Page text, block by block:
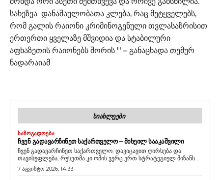
სახეზეა დანაშაულობათა კლება, რაც მეტყველებს,
რომ გალის რაიონი კრიმინოგენული თვლასაზრისით
ერთერთი ყველაზე მშვიდია და სტაბილური
აფხაზეთის რაიონებს შორის '' – განაცხადა თემურ
ნადარაიამ
ᲡᲘᲐᲮᲚᲔᲔᲑᲘ
ᲡᲐᲖᲝᲒᲐᲓᲝᲔᲑᲐ
ᲩᲕᲔᲜ ᲒᲐᲓᲐᲕᲐᲠᲩᲘᲜᲔᲗ ᲡᲐᲥᲐᲠᲗᲕᲔᲚᲝ – ᲛᲘᲮᲔᲘᲚ ᲡᲐᲐᲙᲐᲨᲕᲘᲚᲘ
ჩვენ გადავარჩინეთ საქართველო, დავიცავით ღირსება და
თავისუფლება, რუსეთმა კი ომის ვერც ერთ სტრატეგიულ მიზანს...
7 აგვისტო 2026, 14:33